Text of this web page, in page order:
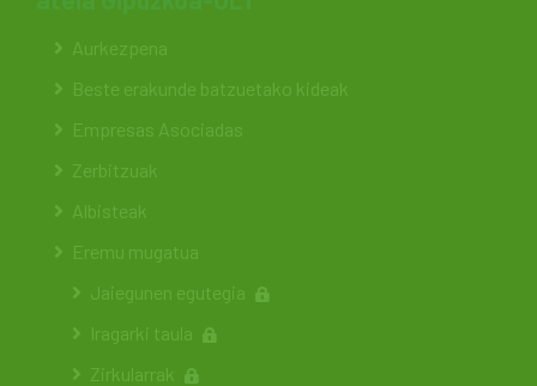
Aurkezpena
Beste erakunde batzuetako kideak
Empresas Asociadas
Zerbitzuak
Albisteak
Eremu mugatua
Jaiegunen egutegia
Iragarki taula
Zirkularrak